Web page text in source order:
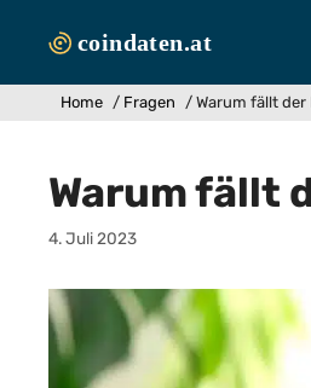
Inhalt
Home / Fragen / Warum fällt
Warum fällt
4. Juli 2023